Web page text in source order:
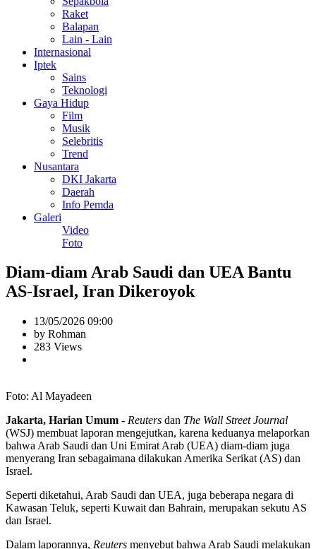
Raket
Balapan
Lain - Lain
Internasional
Iptek
Sains
Teknologi
Gaya Hidup
Film
Musik
Selebritis
Trend
Nusantara
DKI Jakarta
Daerah
Info Pemda
Galeri
Video
Foto
Diam-diam Arab Saudi dan UEA Bantu
AS-Israel, Iran Dikeroyok
13/05/2026 09:00
by Rohman
283 Views
Foto: Al Mayadeen
Jakarta, Harian Umum - Reuters dan The Wall Street Journal
(WSJ) membuat laporan mengejutkan, karena keduanya melaporkan
bahwa Arab Saudi dan Uni Emirat Arab (UEA) diam-diam juga
menyerang Iran sebagaimana dilakukan Amerika Serikat (AS) dan
Israel.
Seperti diketahui, Arab Saudi dan UEA, juga beberapa negara di
Kawasan Teluk, seperti Kuwait dan Bahrain, merupakan sekutu AS
dan Israel.
Dalam laporannya, Reuters menyebut bahwa Arab Saudi melakukan